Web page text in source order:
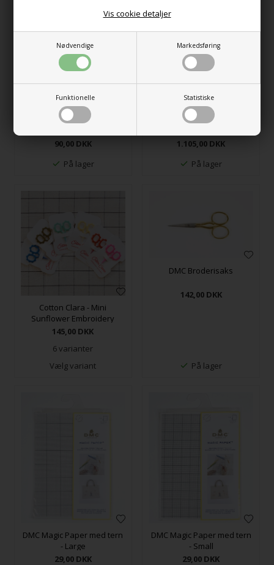
Nødvendige Markedsføring
Funktionelle Statistiske
Vis cookie detaljer
CocoKnits T-Pins
90,00 DKK
På lager
Cohana - Broderisaks med
1.105,00 DKK
På lager
Cotton Clara - Mini
Sunflower Embroidery
Scissors
145,00 DKK
6 varianter
Vælg variant
DMC Broderisaks
142,00 DKK
På lager
DMC Magic Paper med tern
- Large
29,00 DKK
DMC Magic Paper med tern
- Small
29,00 DKK